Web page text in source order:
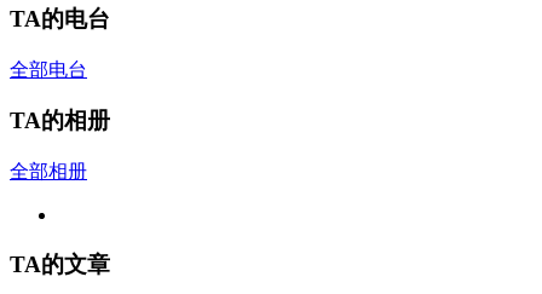
TA的电台
全部电台
TA的相册
全部相册
TA的文章